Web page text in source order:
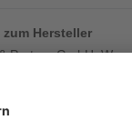
Hersteller
Partner GmbH,
E-Mail: